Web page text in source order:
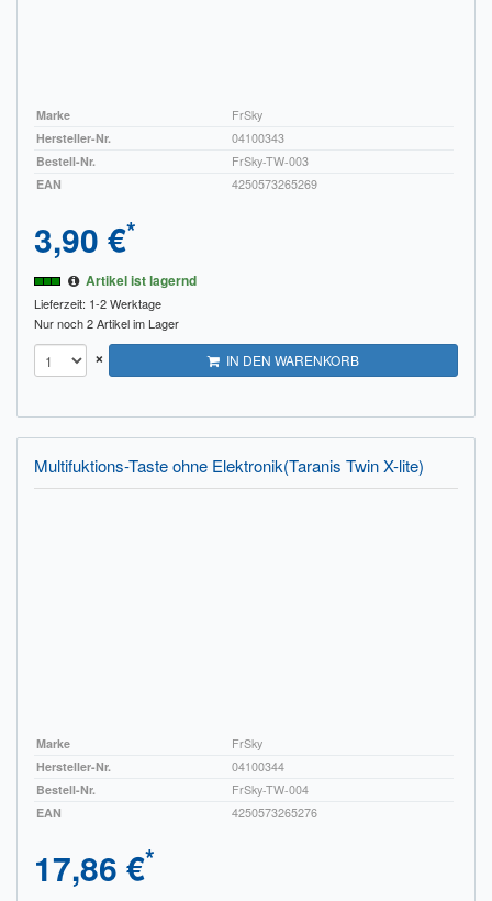
Marke
FrSky
Hersteller-Nr.
04100343
Bestell-Nr.
FrSky-TW-003
EAN
4250573265269
3,90 €*
Artikel ist lagernd
Lieferzeit: 1-2 Werktage
Nur noch 2 Artikel im Lager
× IN DEN WARENKORB
Multifuktions-Taste ohne Elektronik(Taranis Twin X-lite)
Marke
FrSky
Hersteller-Nr.
04100344
Bestell-Nr.
FrSky-TW-004
EAN
4250573265276
17,86 €*